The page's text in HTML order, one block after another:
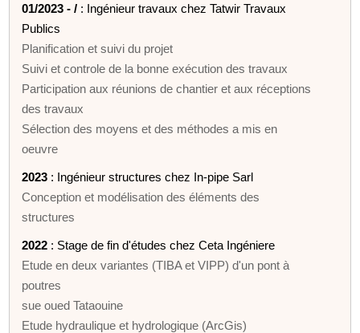
01/2023 - / : Ingénieur travaux chez Tatwir Travaux
Publics
Planification et suivi du projet
Suivi et controle de la bonne exécution des travaux
Participation aux réunions de chantier et aux réceptions
des travaux
Sélection des moyens et des méthodes a mis en
oeuvre
2023 : Ingénieur structures chez In-pipe Sarl
Conception et modélisation des éléments des
structures
2022 : Stage de fin d'études chez Ceta Ingéniere
Etude en deux variantes (TIBA et VIPP) d'un pont à
poutres
sue oued Tataouine
Etude hydraulique et hydrologique (ArcGis)